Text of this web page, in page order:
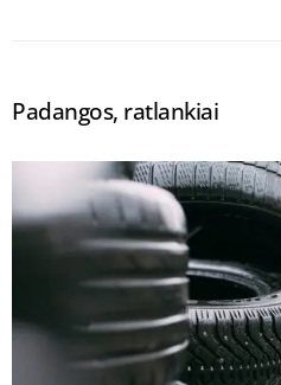
Padangos, ratlankiai